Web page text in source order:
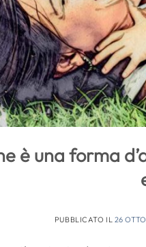
è una forma
PUBBLICATO IL 26